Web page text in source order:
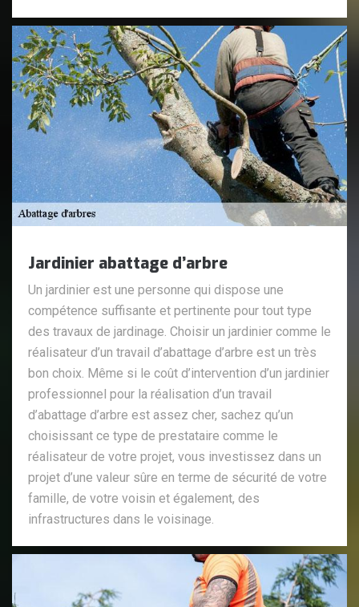
Jardinier abattage d’arbre
Un jardinier est une personne qui dispose une
compétence suffisante et pertinente pour tout type
des travaux de jardinage. Choisir un jardinier comme le
réalisateur d’un travail d’abattage d’arbre est un très
bon choix. Même si le coût d’intervention d’un jardinier
professionnel pour la réalisation d’un travail
d’abattage d’arbre est assez cher, sachez qu’un
choisissant ce type de prestataire comme le
réalisateur de votre projet, vous investissez dans un
projet d’une valeur sûre en terme de sécurité de votre
famille, de votre voisin et également, des
infrastructures dans le voisinage.